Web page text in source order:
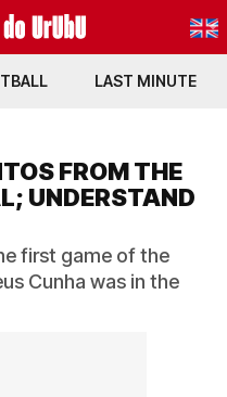
LAST MINUTE
FROM THE
UNDERSTAND
first game of the
Cunha was in the